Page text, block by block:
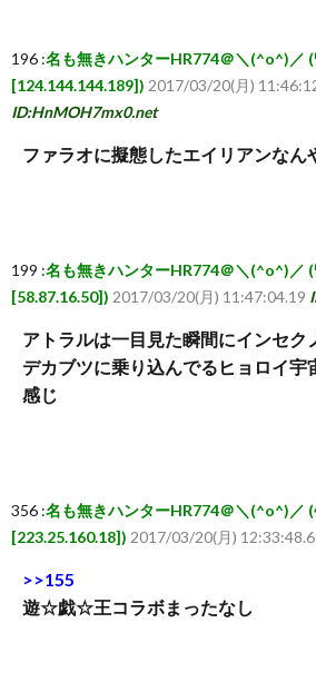
196 :名も無きハンターHR774＠＼(^o^)／ (
[124.144.144.189]) 2017/03/20(月)
ID:HnMOH7mx0.net
ファラオに擬態したエイリアンなん
199 :名も無きハンターHR774＠＼(^o^)／
[58.87.16.50]) 2017/03/20(月) 11:47:04.19
アトラルは一目見た瞬間にインセク
デカブツに乗り込んでるヒョロイ宇
感じ
356 :名も無きハンターHR774＠＼(^o^)／
[223.25.160.18]) 2017/03/20(月)
>>155
遊☆戯☆王コラボまったなし